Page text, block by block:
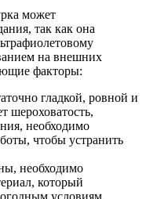
может
так как она
на внешних
факторы:
гладкой, ровной и
шероховатость,
необходимо
чтобы устранить
необходимо
который
условиям,